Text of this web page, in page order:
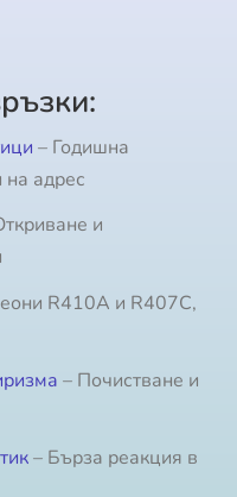
– Годишна
адрес
и
R410A и R407C,
– Почистване и
– Бърза реакция в